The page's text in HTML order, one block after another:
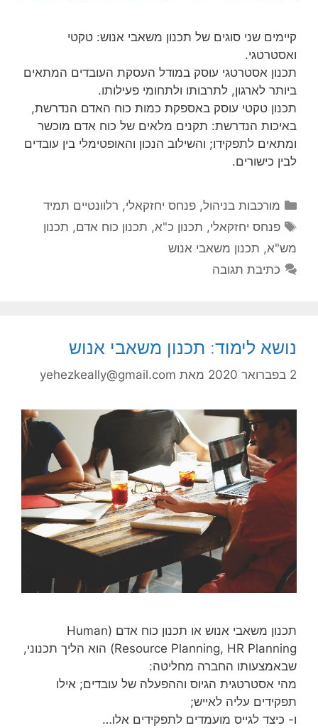
קיימים שני סוגים של תכנון משאבי אנוש: טקטי
ואסטרטגי.
תכנון אסטרטגי עוסק במודל העסקת העובדים המתאים
ביותר לארגון, לתרבותו ולתחומי פעילותו.
תכנון טקטי עוסק באספקת כמות כוח האדם הנדרשת,
באיכות הנדרשת: תקנים מלאים של כוח אדם מוכשר
ומתאים לתפקידו; והשילוב הנכון והאופטימלי בין עובדים
לבין כישורים.
קטגוריות
מורכבות בניהול,פנחס יחזקאלי, רלוונטיים תמיד
תגיות
פנחס יחזקאלי, תכנון כ"א, תכנון כוח אדם, תכנון
מש"א, תכנון משאבי אנוש
כתיבת תגובה
נושא לימוד: תכנון משאבי אנוש
2 בפברואר 2020 מאת yehezkeally@gmail.com
תכנון משאבי אנוש או תכנון כוח אדם (Human
Resource Planning, HR Planning) הוא הליך תכנוני,
שבאמצעותו החברה מחליטה:
מהי אסטרטגית הגיוס וההפעלה של עובדים; אילו
תפקידים עליה לאייש;
ו- כיצד לגייס מועמדים לתפקידים אלו…